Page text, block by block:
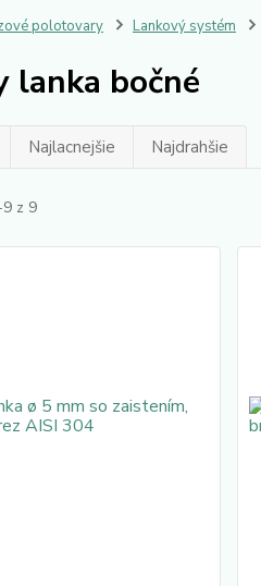
polotovary Lankový systém
lanka bočné
Najlacnejšie Najdrahšie
z 9